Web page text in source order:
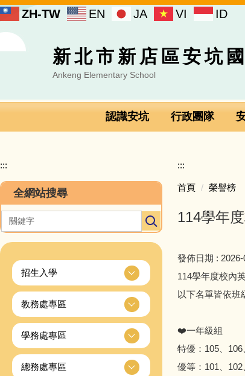
跳
到
主
ZH-TW EN JA VI ID
新北市新店區安坑
Ankeng Elementary School
認識安坑 行政團隊
:::
全網站搜尋
招生入學
教務處專區
學務處專區
總務處專區
:::
首頁 榮譽榜
114學年
發佈日期 :
114學年度校內
以下名單皆依班
❤️一年級組
特優：105、106
優等：101、